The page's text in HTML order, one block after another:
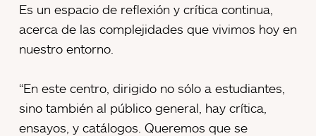
Es un espacio de reflexión y crítica continua,
acerca de las complejidades que vivimos hoy en
nuestro entorno.
“En este centro, dirigido no sólo a estudiantes,
sino también al público general, hay crítica,
ensayos, y catálogos. Queremos que se